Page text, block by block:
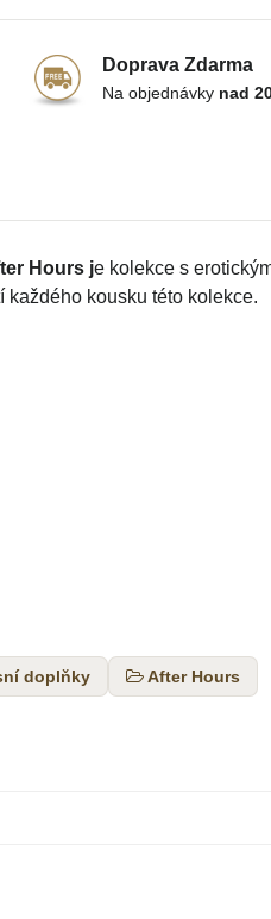
Hoursje kolekce s
kousku této kolekce.
doplňky After Hours
Doprava Zdarma
Na objednávky nad